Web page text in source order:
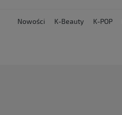
Nowości K-Beauty K-POP